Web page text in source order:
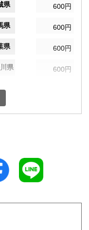
県 600円
県 600円
県 600円
県 600円
県